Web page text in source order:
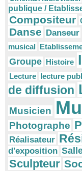
publique /
Compositeur
Danse Danseur
musical
Groupe Histoire
Lecture lecture
de diffusion
Musicien
Photographe
Réalisateur
d'exposition
Sculpteur